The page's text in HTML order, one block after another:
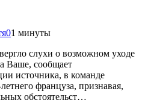
01 минуты
слухи о возможном уходе
Ваше, сообщает
источника, в команде
француза, признавая,
обстоятельст…